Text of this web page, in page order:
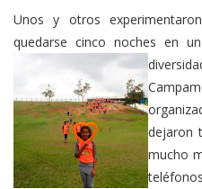
Unos y otros
quedarse cinco noches en
dejaron
mucho